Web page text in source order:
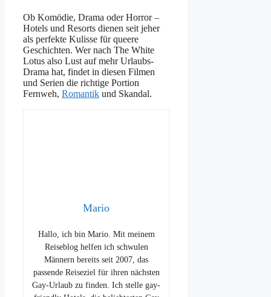
Ob Komödie, Drama oder Horror –
Hotels und Resorts dienen seit jeher
als perfekte Kulisse für queere
Geschichten. Wer nach The White
Lotus also Lust auf mehr Urlaubs-
Drama hat, findet in diesen Filmen
und Serien die richtige Portion
Fernweh, Romantik und Skandal.
Mario
Hallo, ich bin Mario. Mit meinem
Reiseblog helfen ich schwulen
Männern bereits seit 2007, das
passende Reiseziel für ihren nächsten
Gay-Urlaub zu finden. Ich stelle gay-